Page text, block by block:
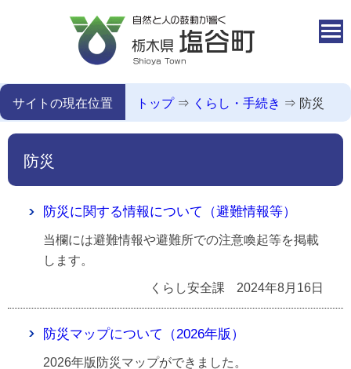
サイトの現在位置 トップ⇒ くらし・手続き ⇒ 防災
防災
防災に関する情報について（避難情報等）
当欄には避難情報や避難所での注意喚起等を掲載
します。
くらし安全課 2024年8月16日
防災マップについて（2026年版）
2026年版防災マップができました。